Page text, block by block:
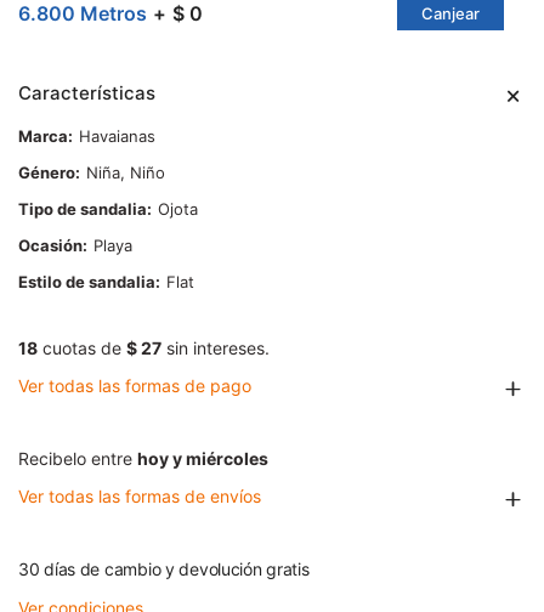
6.800 Metros $ 0 Canjear
Características
Marca
Havaianas
Género
Niña, Niño
Tipo de sandalia
Ojota
Ocasión
Playa
Estilo de sandalia
Flat
18 cuotas de $ 27 sin intereses.
Ver todas las formas de pago
Recibelo entre hoy y miércoles
Ver todas las formas de envíos
30 días de cambio y devolución gratis